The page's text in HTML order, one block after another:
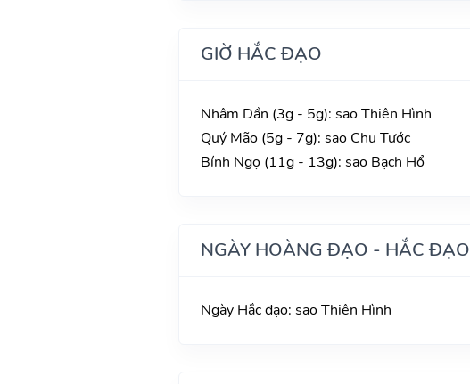
GIỜ HẮC ĐẠO
Nhâm Dần (3g - 5g): sao Thiên Hình
Quý Mão (5g - 7g): sao Chu Tước
Bính Ngọ (11g - 13g): sao Bạch Hổ
NGÀY HOÀNG ĐẠO - HẮC ĐẠO
Ngày Hắc đạo: sao Thiên Hình